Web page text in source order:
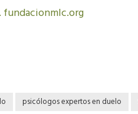
psicólogos expertos en duelo